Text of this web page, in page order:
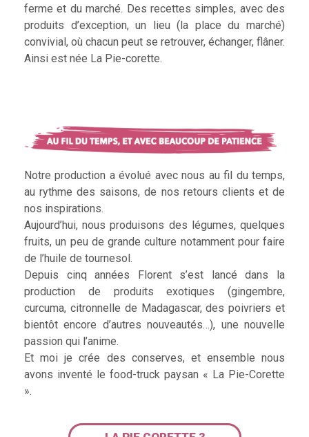
ferme et du marché. Des recettes simples, avec des
produits d’exception, un lieu (la place du marché)
convivial, où chacun peut se retrouver, échanger, flâner.
Ainsi est née La Pie-corette.
Notre production a évolué avec nous au fil du temps,
au rythme des saisons, de nos retours clients et de
nos inspirations.
Aujourd’hui, nous produisons des légumes, quelques
fruits, un peu de grande culture notamment pour faire
de l’huile de tournesol.
Depuis cinq années Florent s’est lancé dans la
production de produits exotiques (gingembre,
curcuma, citronnelle de Madagascar, des poivriers et
bientôt encore d’autres nouveautés…), une nouvelle
passion qui l’anime.
Et moi je crée des conserves, et ensemble nous
avons inventé le food-truck paysan « La Pie-Corette
».